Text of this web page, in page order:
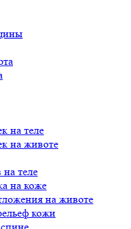
на теле
на животе
теле
на коже
на животе
кожи